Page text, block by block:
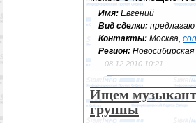
Имя: Евгений
Вид сделки: предлагаю
Контакты: Москва,
Регион:
08.12.2010 10:21
Ищем
группы